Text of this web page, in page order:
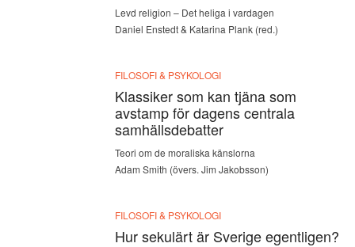
Levd religion – Det heliga i vardagen
Daniel Enstedt & Katarina Plank (red.)
FILOSOFI & PSYKOLOGI
Klassiker som kan tjäna som
avstamp för dagens centrala
samhällsdebatter
Teori om de moraliska känslorna
Adam Smith (övers. Jim Jakobsson)
FILOSOFI & PSYKOLOGI
Hur sekulärt är Sverige egentligen?